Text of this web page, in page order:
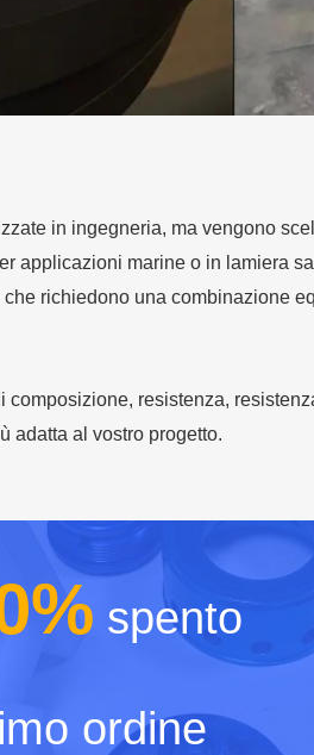
in ingegneria, ma vengono
applicazioni marine o in lamiera
richiedono una combinazione
resistenza,
adatta al vostro progetto.
spento
ordine